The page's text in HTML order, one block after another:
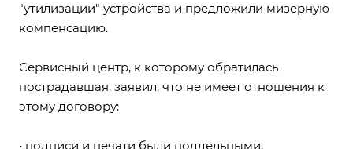
"утилизации" устройства и предложили мизерную
компенсацию.
Сервисный центр, к которому обратилась
пострадавшая, заявил, что не имеет отношения к
этому договору:
• подписи и печати были поддельными,